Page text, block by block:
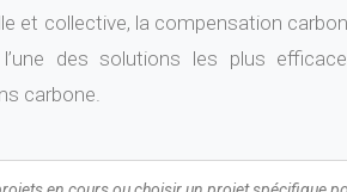
et collective, la compensation
l’une des solutions les plus
carbone.